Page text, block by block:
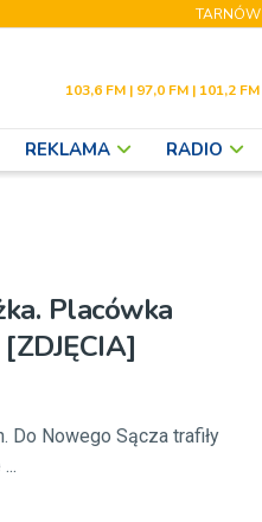
TARNÓW
103,6 FM | 97,0 FM | 101,2
REKLAMA RADIO
Placówka
Do Nowego Sącza trafiły